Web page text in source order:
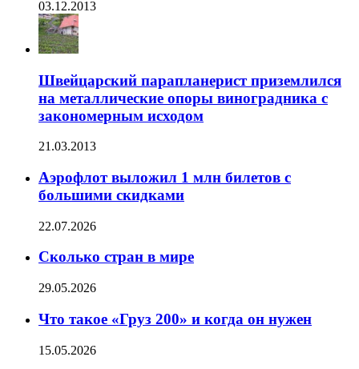
03.12.2013
Швейцарский парапланерист приземлился
на металлические опоры виноградника с
закономерным исходом
21.03.2013
Аэрофлот выложил 1 млн билетов с
большими скидками
22.07.2026
Сколько стран в мире
29.05.2026
Что такое «Груз 200» и когда он нужен
15.05.2026